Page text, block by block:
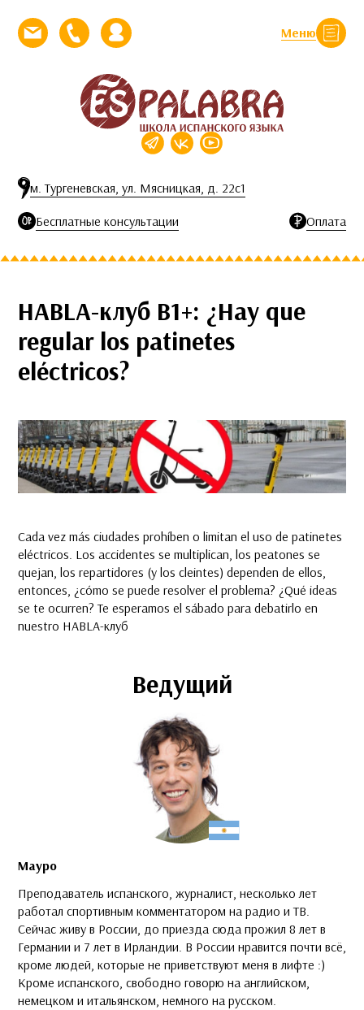
Меню
Закрыть
Напишите нам письмо
Позвоните намЛичный кабинет
м. Тургеневская, ул. Мясницкая, д. 22с1
Бесплатные консультации Оплата
HABLA-клуб B1+: ¿Hay que
regular los patinetes
eléctricos?
Cada vez más ciudades prohíben o limitan el uso de patinetes
eléctricos. Los accidentes se multiplican, los peatones se
quejan, los repartidores (y los cleintes) dependen de ellos,
entonces, ¿cómo se puede resolver el problema? ¿Qué ideas
se te ocurren? Te esperamos el sábado para debatirlo en
nuestro HABLA-клуб
Ведущий
Мауро
Преподаватель испанского, журналист, несколько лет
работал спортивным комментатором на радио и ТВ.
Сейчас живу в России, до приезда сюда прожил 8 лет в
Германии и 7 лет в Ирландии. В России нравится почти всё,
кроме людей, которые не приветствуют меня в лифте :)
Кроме испанского, свободно говорю на английском,
немецком и итальянском, немного на русском.